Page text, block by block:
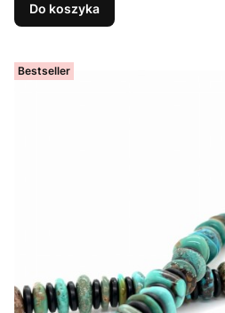
Do koszyka
Bestseller